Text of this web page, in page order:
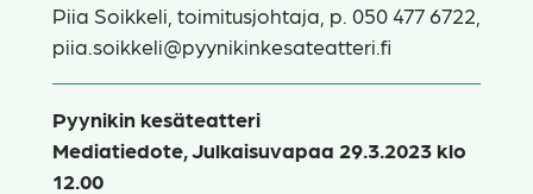
Piia Soikkeli, toimitusjohtaja, p. 050 477 6722,
piia.soikkeli@pyynikinkesateatteri.fi
Pyynikin kesäteatteri
Mediatiedote, Julkaisuvapaa 29.3.2023 klo
12.00